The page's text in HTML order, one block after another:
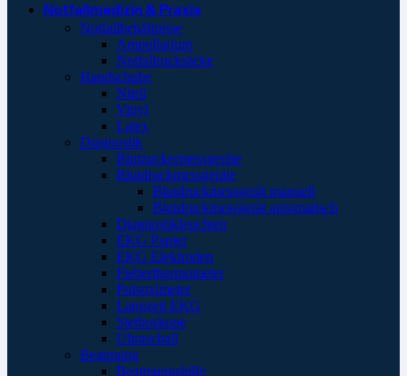
Notfallmedizin & Praxis
Notfallbehältnisse
Ampullarium
Notfallrucksäcke
Handschuhe
Nitril
Vinyl
Latex
Diagnostik
Blutzuckermessgeräte
Blutdruckmessgeräte
Blutdruckmessgerät manuell
Blutdruckmessgerät automatisch
Diagnostikleuchten
EKG Papier
EKG Elektroden
Fieberthermometer
Pulsoximeter
Langzeit EKG
Stethoskope
Ultraschall
Beatmung
Beatmungshilfe